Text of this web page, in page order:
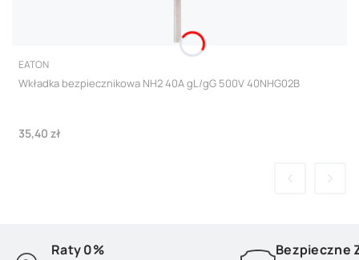
PRODUCENT
EATON
Wkładka bezpiecznikowa NH2 40A gL/gG 500V 40NHG02B
Cena
35,40 zł
Raty 0%
Bezpieczne